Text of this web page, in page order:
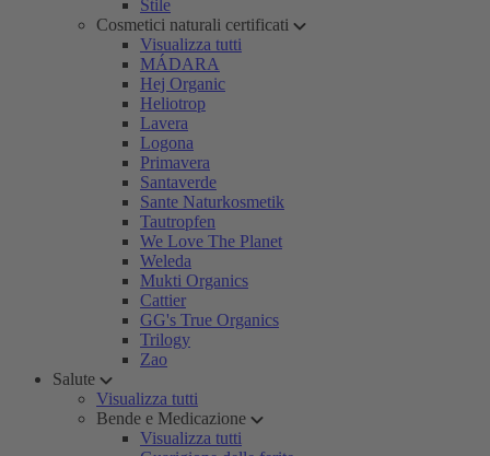
Stile
Cosmetici naturali certificati
Visualizza tutti
MÁDARA
Hej Organic
Heliotrop
Lavera
Logona
Primavera
Santaverde
Sante Naturkosmetik
Tautropfen
We Love The Planet
Weleda
Mukti Organics
Cattier
GG's True Organics
Trilogy
Zao
Salute
Visualizza tutti
Bende e Medicazione
Visualizza tutti